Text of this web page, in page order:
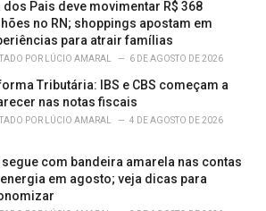
dos Pais deve movimentar R$ 368
no RN; shoppings apostam em
para atrair famílias
POR LÚCIO AMARAL 6 DE AGOSTO DE 2026
Tributária: IBS e CBS começam a
nas notas fiscais
POR LÚCIO AMARAL 4 DE AGOSTO DE 2026
segue com bandeira amarela nas contas
em agosto; veja dicas para